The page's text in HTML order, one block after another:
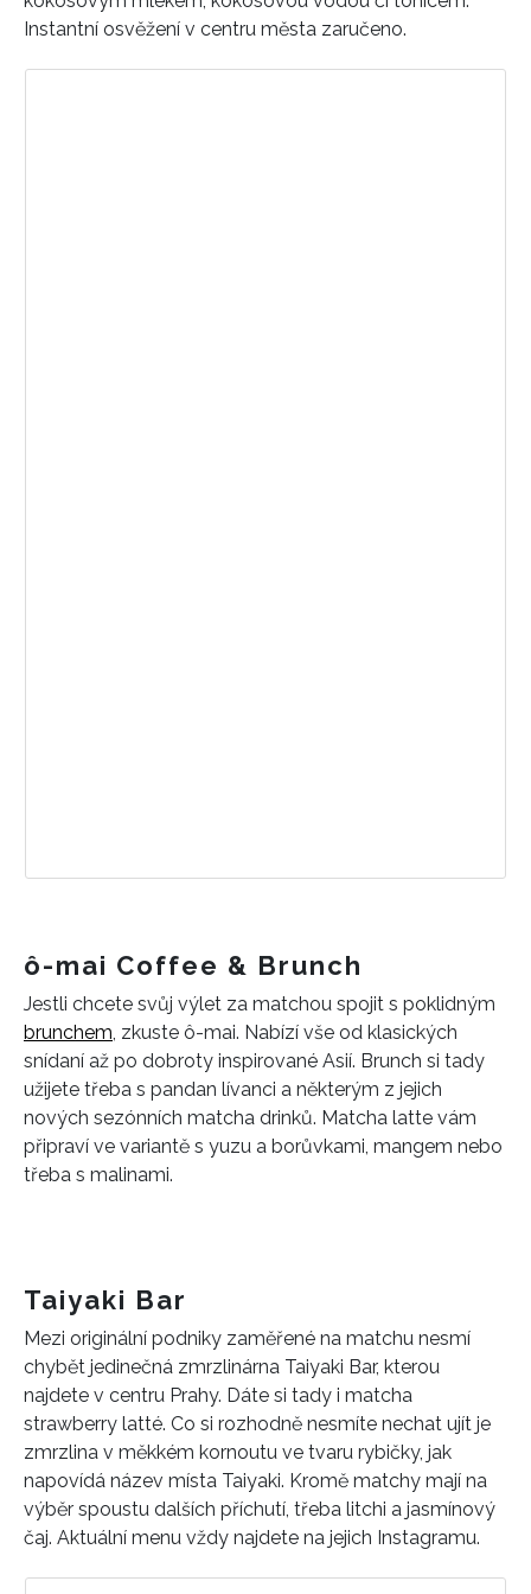
Instantní osvěžení v centru města zaručeno.
ô-mai Coffee & Brunch
Jestli chcete svůj výlet za matchou spojit s poklidným
brunchem , zkuste ô-mai. Nabízí vše od klasických
snídaní až po dobroty inspirované Asií. Brunch si tady
užijete třeba s pandan lívanci a některým z jejich
nových sezónních matcha drinků. Matcha latte vám
připraví ve variantě s yuzu a borůvkami, mangem nebo
třeba s malinami.
Taiyaki Bar
Mezi originální podniky zaměřené na matchu nesmí
chybět jedinečná zmrzlinárna Taiyaki Bar, kterou
najdete v centru Prahy. Dáte si tady i matcha
strawberry latté. Co si rozhodně nesmíte nechat ujít je
zmrzlina v měkkém kornoutu ve tvaru rybičky, jak
napovídá název místa Taiyaki. Kromě matchy mají na
výběr spoustu dalších příchutí, třeba litchi a jasmínový
čaj. Aktuální menu vždy najdete na jejich Instagramu.